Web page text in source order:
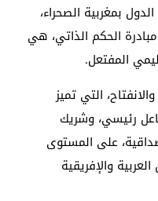
بمغربية الصحراء،
الحكم الذاتي، هي
المفتعل.
التي تميز
رئيسي، وشريك
على المستوى
والإفريقية